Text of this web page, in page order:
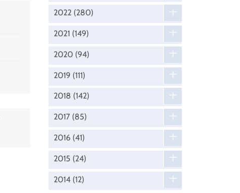
2022 (280)
2021 (149)
2020 (94)
2019 (111)
2018 (142)
2017 (85)
2016 (41)
2015 (24)
2014 (12)